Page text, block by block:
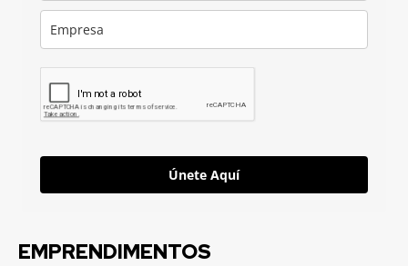
Únete Aquí
EMPRENDIMENTOS